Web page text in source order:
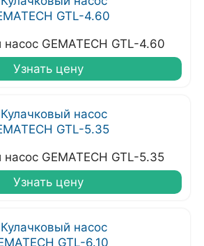
GEMATECH GTL-4.60
Узнать цену
GEMATECH GTL-5.35
Узнать цену